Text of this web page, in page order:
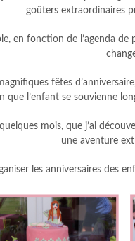
goûters extraordinaires
en fonction de l’agenda
fêtes
que l’enfant se souvienne
mois, que j’ai
une aventure
les anniversaires des